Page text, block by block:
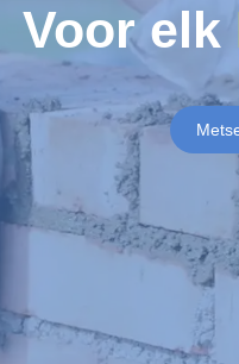
Voor elk